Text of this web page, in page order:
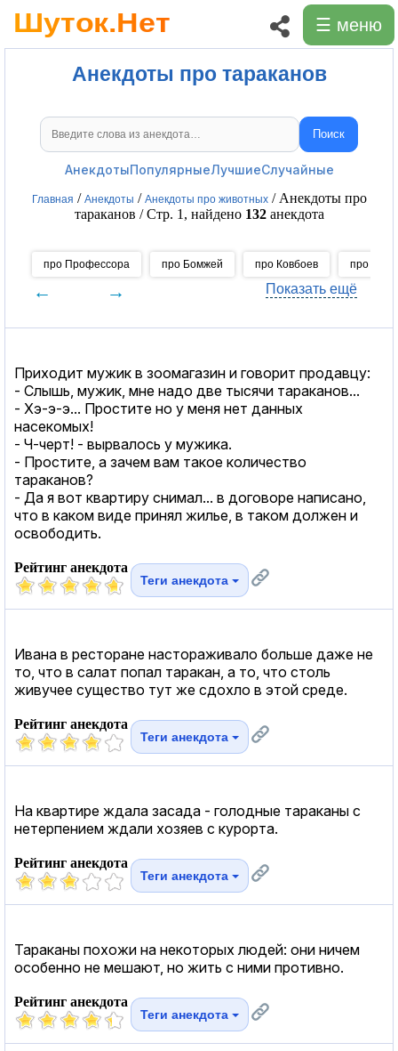
☰ меню
Анекдоты про тараканов
Поиск анекдотов Поиск
АнекдотыПопулярныеЛучшиеСлучайные
Главная / Анекдоты / Анекдоты про животных/ Анекдоты про
тараканов / Стр. 1, найдено 132анекдота
про Профессора про Бомжей про Ковбоев про
← → Показать ещё
Приходит мужик в зоомагазин и говорит продавцу:
- Слышь, мужик, мне надо две тысячи тараканов...
- Хэ-э-э... Простите но у меня нет данных
насекомых!
- Ч-черт! - вырвалось у мужика.
- Простите, а зачем вам такое количество
тараканов?
- Да я вот квартиру снимал... в договоре написано,
что в каком виде принял жилье, в таком должен и
освободить.
Рейтинг анекдота
Теги анекдота
Ивана в ресторане настораживало больше даже не
то, что в салат попал таракан, а то, что столь
живучее существо тут же сдохло в этой среде.
Рейтинг анекдота
Теги анекдота
На квартире ждала засада - голодные тараканы с
нетерпением ждали хозяев с курорта.
Рейтинг анекдота
Теги анекдота
Тараканы похожи на некоторых людей: они ничем
особенно не мешают, но жить с ними противно.
Рейтинг анекдота
Теги анекдота